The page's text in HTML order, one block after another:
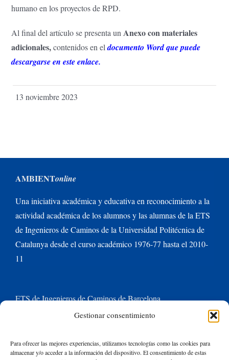
Gestionar consentimiento
Para ofrecer las mejores experiencias, utilizamos tecnologías como las cookies para
almacenar y/o acceder a la información del dispositivo. El consentimiento de estas
humano en los proyectos de RPD.
Al final del artículo se presenta un Anexo con materiales
adicionales,contenidos en eldocumento Word que puede
descargarse en este enlace.
13 noviembre 2023
AMBIENTonline
Una iniciativa académica y educativa en reconocimiento a la
actividad académica de los alumnos y las alumnas de la ETS
de Ingenieros de Caminos de la Universidad Politécnica de
Catalunya desde el curso académico 1976-77 hasta el 2010-
11
ETS de Ingenieros de Caminos de Barcelona
Universitat Politècnica de Catalunya BarcelonaTech